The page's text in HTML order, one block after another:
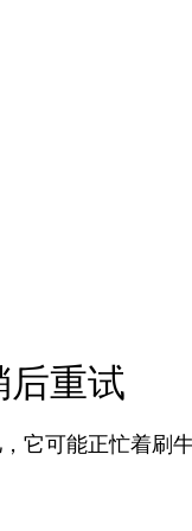
后重试
它可能正忙着刷